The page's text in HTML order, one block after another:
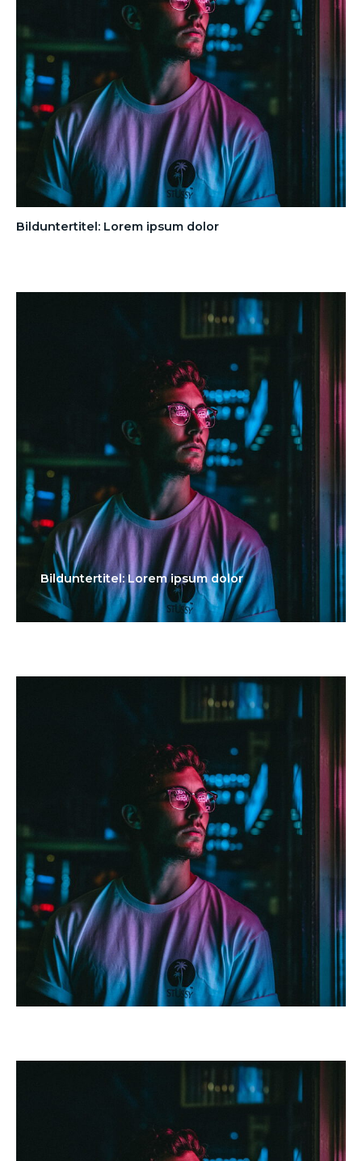
Bilduntertitel: Lorem ipsum dolor
Bilduntertitel: Lorem ipsum dolor